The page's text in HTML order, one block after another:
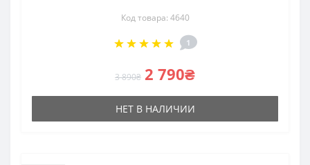
Код товара: 4640
1
3 890₴ 2 790₴
НЕТ В НАЛИЧИИ